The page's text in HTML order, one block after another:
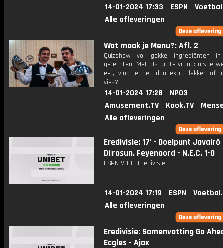
14-01-2024 17:33 ESPN
Alle afleveringen
Wat maak je Menu?: Afl. 2
Quizshow vol gekke ingrediënten in
gerechten. Met als grote vraag: als je
eet, vind je het dan extra lekker of
vies?
14-01-2024 17:28
NPO3
Amusement.TV
Kook.TV
Alle afleveringen
Eredivisie: 17' - Doelpunt Javairô
Dilrosun. Feyenoord - N.E.C. 1-0
ESPN VOD • Eredivisie
14-01-2024 17:19 ESPN
Alle afleveringen
Eredivisie: Samenvatting Go
Eagles - Ajax